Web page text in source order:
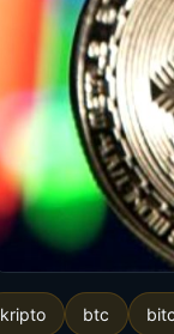
kripto btc